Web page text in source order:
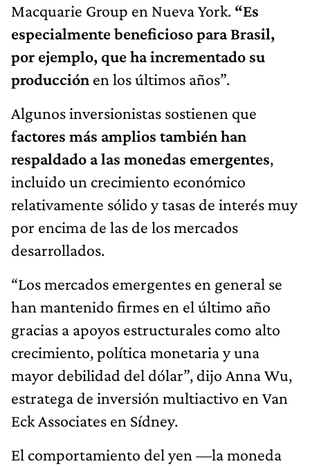
Macquarie Group en Nueva York. “Es
especialmente beneficioso para Brasil,
por ejemplo, que ha incrementado su
producción en los últimos años”.
Algunos inversionistas sostienen que
factores más amplios también han
respaldado a las monedas emergentes,
incluido un crecimiento económico
relativamente sólido y tasas de interés muy
por encima de las de los mercados
desarrollados.
“Los mercados emergentes en general se
han mantenido firmes en el último año
gracias a apoyos estructurales como alto
crecimiento, política monetaria y una
mayor debilidad del dólar”, dijo Anna Wu,
estratega de inversión multiactivo en Van
Eck Associates en Sídney.
El comportamiento del yen —la moneda